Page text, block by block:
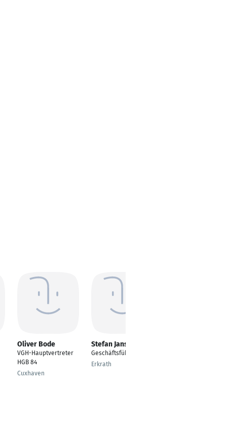
Oliver Bode
VGH-Hauptvertreter
HGB 84
Cuxhaven
Stefan Janssen
Geschäftsführer
Erkrath